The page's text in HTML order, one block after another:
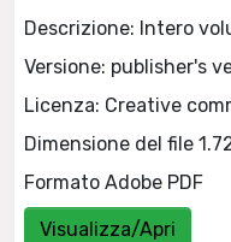
Descrizione: Intero
Versione: publisher's
Licenza: Creative
Dimensione del file
Formato Adobe PDF
Visualizza/Apri